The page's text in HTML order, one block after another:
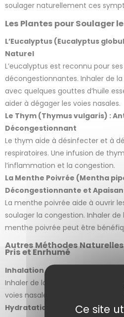
soulager naturellement ces
Les Plantes pour Soulager
L’Eucalyptus (Eucalyptus
Naturel
L’eucalyptus est reconnu pour
décongestionnantes. Inhaler de
avec quelques gouttes d’huile
aider à dégager les voies nasales.
Le Thym (Thymus vulgaris) :
Décongestionnant
Le thym aide à désinfecter et à
respiratoires. Une infusion de
l’inflammation et la congestion.
La Menthe Poivrée (Mentha
Décongestionnante et
La menthe poivrée aide à ouvrir
soulager la congestion. Inhaler de
menthe poivrée peut être
Autres Méthodes
Pris et Enrhumé
Inhalation de Vapeur
Inhaler de la vapeur d’eau
voies nasales et à réduire la
Hydratation
2 avis
Ce site